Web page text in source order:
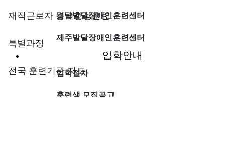
경남발달장애인훈련센터
제주발달장애인훈련센터
입학안내
입학절차
훈련생 모집공고
재직근로자 능력향상훈련
특별과정
전국 훈련기관 지도